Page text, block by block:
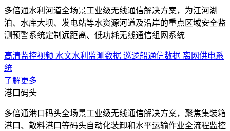
多倍通水利河道全场景工业级无线通信解决方案，为江河湖
泊、水库大坝、发电站等水资源河道及沿岸的重点区域安全监
测预警系统定制远距离、低功耗无线通信组网系统
高清监控视频 水文水利监测数据 巡逻船通信数据 离网供电系
统
了解更多
港口码头
多倍通港口码头全场景工业级无线通信解决方案，聚焦集装箱
港口、散料港口等码头自动化装卸和水平运输作业全流程监控